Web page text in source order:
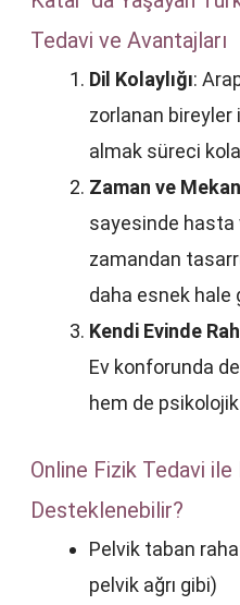
Tedavi ve Avantajları
Dil Kolaylığı:
zorlanan
almak süreci
Zaman ve
sayesinde
zamandan
daha esnek hale
Kendi Evinde
Ev konforunda
hem de
Online Fizik Tedavi ile
Desteklenebilir?
Pelvik taban
pelvik ağrı gibi)